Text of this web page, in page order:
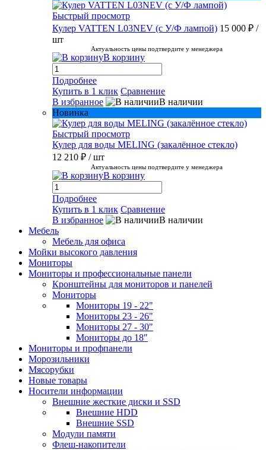
Быстрый просмотр
Кулер VATTEN L03NEV (с У/Ф лампой) 15 000 ₽ /
шт
Актуальность цены подтвердите у менеджера
В корзину
Подробнее
Купить в 1 клик Сравнение
В избранное
В наличии
Новинка
Быстрый просмотр
Кулер для воды MELING (закалённое стекло)
12 210 ₽ / шт
Актуальность цены подтвердите у менеджера
В корзину
Подробнее
Купить в 1 клик Сравнение
В избранное
В наличии
Мебель
Мебель для офиса
Мойки высокого давления
Мониторы
Мониторы и профессиональные панели
Кронштейны для мониторов и панелей
Мониторы
Мониторы 19 - 22"
Мониторы 23 - 26"
Мониторы 27 - 30"
Мониторы до 18"
Мониторы и профпанели
Морозильники
Мясорубки
Новые товары
Носители информации
Внешние жесткие диски и SSD
Внешние HDD
Внешние SSD
Модули памяти
Флеш-накопители